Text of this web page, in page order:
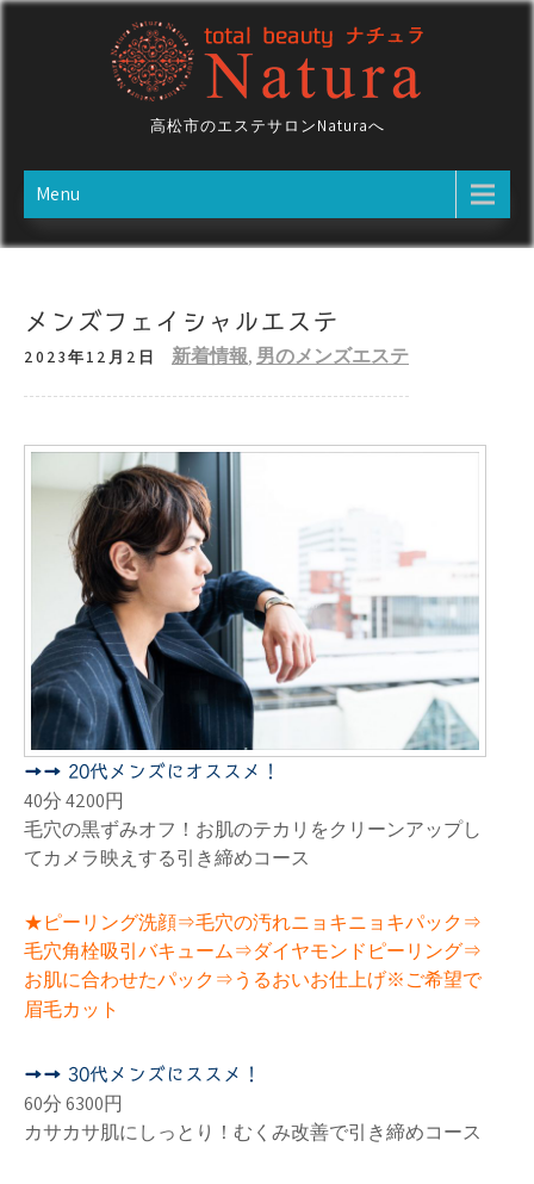
Skip
高松市のエステサロンNaturaへ
Menu
メンズフェイシャルエステ
2023年12月2日 新着情報, 男のメンズエステ
➡➡ 20代メンズにオススメ！
40分 4200円
毛穴の黒ずみオフ！お肌のテカリをクリーンアップし
てカメラ映えする引き締めコース
★ピーリング洗顔⇒毛穴の汚れニョキニョキパック⇒
毛穴角栓吸引バキューム⇒ダイヤモンドピーリング⇒
お肌に合わせたパック⇒うるおいお仕上げ※ご希望で
眉毛カット
➡➡ 30代メンズにススメ！
60分 6300円
カサカサ肌にしっとり！むくみ改善で引き締めコース